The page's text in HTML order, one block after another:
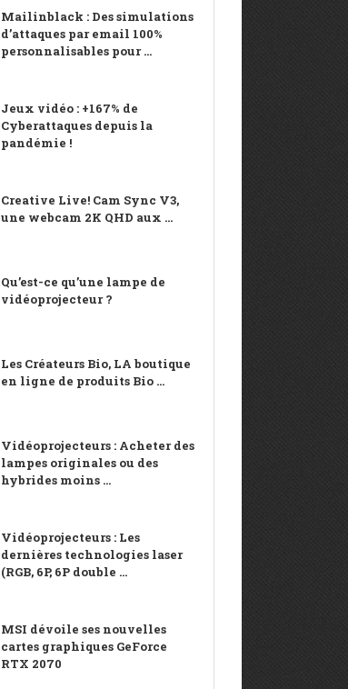
Mailinblack : Des simulations
d’attaques par email 100%
personnalisables pour ...
Jeux vidéo : +167% de
Cyberattaques depuis la
pandémie !
Creative Live! Cam Sync V3,
une webcam 2K QHD aux ...
Qu’est-ce qu’une lampe de
vidéoprojecteur ?
Les Créateurs Bio, LA boutique
en ligne de produits Bio ...
Vidéoprojecteurs : Acheter des
lampes originales ou des
hybrides moins ...
Vidéoprojecteurs : Les
dernières technologies laser
(RGB, 6P, 6P double ...
MSI dévoile ses nouvelles
cartes graphiques GeForce
RTX 2070